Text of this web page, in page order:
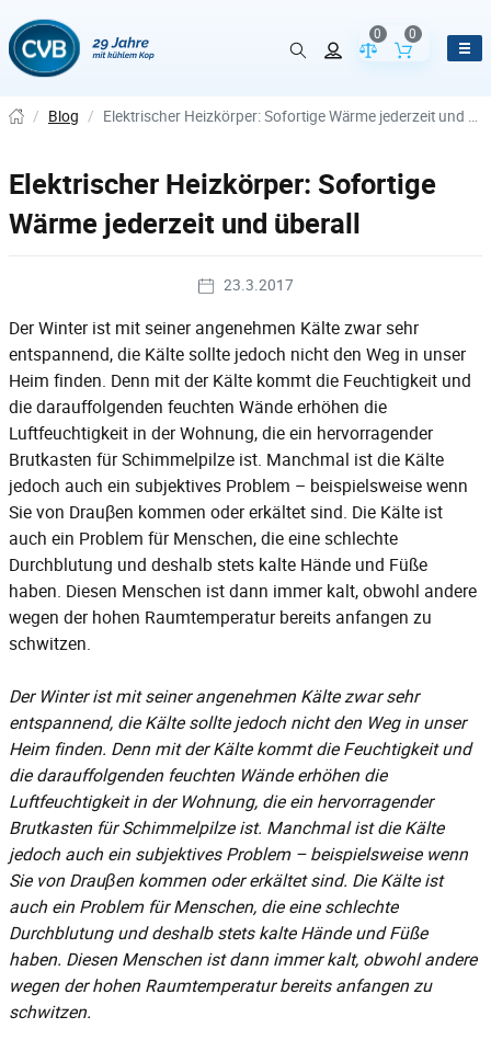
Vergleich der
0
Inhalt des
0
/ Blog / Elektrischer Heizkörper: Sofortige Wärme jederzeit und überall
Elektrischer Heizkörper: Sofortige
Wärme jederzeit und überall
23.3.2017
Der Winter ist mit seiner angenehmen Kälte zwar sehr
entspannend, die Kälte sollte jedoch nicht den Weg in unser
Heim finden. Denn mit der Kälte kommt die Feuchtigkeit und
die darauffolgenden feuchten Wände erhöhen die
Luftfeuchtigkeit in der Wohnung, die ein hervorragender
Brutkasten für Schimmelpilze ist. Manchmal ist die Kälte
jedoch auch ein subjektives Problem – beispielsweise wenn
Sie von Drauβen kommen oder erkältet sind. Die Kälte ist
auch ein Problem für Menschen, die eine schlechte
Durchblutung und deshalb stets kalte Hände und Füße
haben. Diesen Menschen ist dann immer kalt, obwohl andere
wegen der hohen Raumtemperatur bereits anfangen zu
schwitzen.
Der Winter ist mit seiner angenehmen Kälte zwar sehr
entspannend, die Kälte sollte jedoch nicht den Weg in unser
Heim finden. Denn mit der Kälte kommt die Feuchtigkeit und
die darauffolgenden feuchten Wände erhöhen die
Luftfeuchtigkeit in der Wohnung, die ein hervorragender
Brutkasten für Schimmelpilze ist. Manchmal ist die Kälte
jedoch auch ein subjektives Problem – beispielsweise wenn
Sie von Drauβen kommen oder erkältet sind. Die Kälte ist
auch ein Problem für Menschen, die eine schlechte
Durchblutung und deshalb stets kalte Hände und Füße
haben. Diesen Menschen ist dann immer kalt, obwohl andere
wegen der hohen Raumtemperatur bereits anfangen zu
schwitzen.